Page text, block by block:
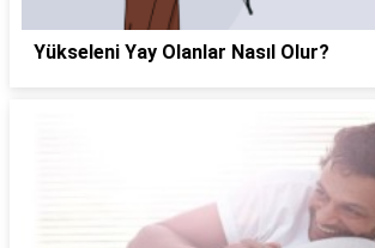
Yükseleni Yay Olanlar Nasıl Olur?